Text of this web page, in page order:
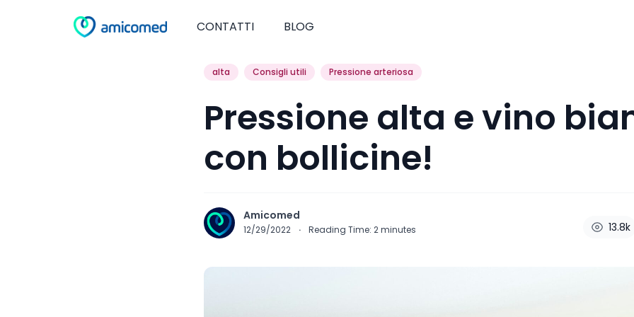
CONTATTI BLOG
alta Consigli utili Pressione arteriosa
Pressione alta e vino
con bollicine!
Amicomed
12/29/2022 · Reading Time: 2minutes 13.8k